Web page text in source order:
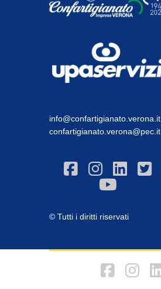
info@confartigianato.verona.it
confartigianato.verona@pec.it
© Tutti i diritti riservati